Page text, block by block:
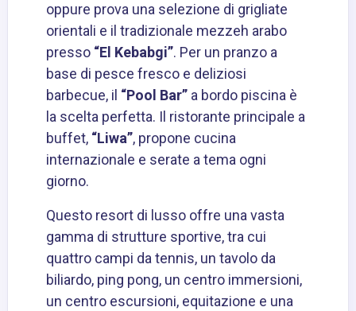
oppure prova una selezione di grigliate
orientali e il tradizionale mezzeh arabo
presso “El Kebabgi”. Per un pranzo a
base di pesce fresco e deliziosi
barbecue, il “Pool Bar” a bordo piscina è
la scelta perfetta. Il ristorante principale a
buffet, “Liwa”, propone cucina
internazionale e serate a tema ogni
giorno.
Questo resort di lusso offre una vasta
gamma di strutture sportive, tra cui
quattro campi da tennis, un tavolo da
biliardo, ping pong, un centro immersioni,
un centro escursioni, equitazione e una